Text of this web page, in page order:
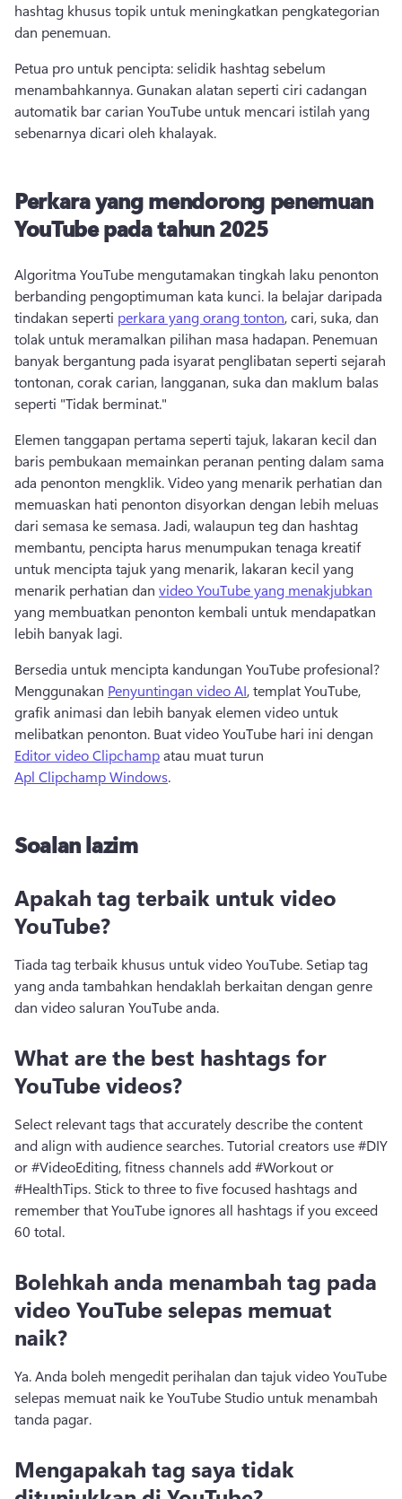
hashtag khusus topik untuk meningkatkan pengkategorian
dan penemuan.
Petua pro untuk pencipta: selidik hashtag sebelum
menambahkannya. Gunakan alatan seperti ciri cadangan
automatik bar carian YouTube untuk mencari istilah yang
sebenarnya dicari oleh khalayak.
Perkara yang mendorong penemuan
YouTube pada tahun 2025
Algoritma YouTube mengutamakan tingkah laku penonton
berbanding pengoptimuman kata kunci. Ia belajar daripada
tindakan seperti perkara yang orang tonton, cari, suka, dan
tolak untuk meramalkan pilihan masa hadapan. Penemuan
banyak bergantung pada isyarat penglibatan seperti sejarah
tontonan, corak carian, langganan, suka dan maklum balas
seperti "Tidak berminat."
Elemen tanggapan pertama seperti tajuk, lakaran kecil dan
baris pembukaan memainkan peranan penting dalam sama
ada penonton mengklik. Video yang menarik perhatian dan
memuaskan hati penonton disyorkan dengan lebih meluas
dari semasa ke semasa. Jadi, walaupun teg dan hashtag
membantu, pencipta harus menumpukan tenaga kreatif
untuk mencipta tajuk yang menarik, lakaran kecil yang
menarik perhatian dan video YouTube yang menakjubkan
yang membuatkan penonton kembali untuk mendapatkan
lebih banyak lagi.
Bersedia untuk mencipta kandungan YouTube profesional?
Menggunakan Penyuntingan video AI, templat YouTube,
grafik animasi dan lebih banyak elemen video untuk
melibatkan penonton. Buat video YouTube hari ini dengan
Editor video Clipchamp atau muat turun
Apl Clipchamp Windows.
Soalan lazim
Apakah tag terbaik untuk video
YouTube?
Tiada tag terbaik khusus untuk video YouTube. Setiap tag
yang anda tambahkan hendaklah berkaitan dengan genre
dan video saluran YouTube anda.
What are the best hashtags for
YouTube videos?
Select relevant tags that accurately describe the content
and align with audience searches. Tutorial creators use #DIY
or #VideoEditing, fitness channels add #Workout or
#HealthTips. Stick to three to five focused hashtags and
remember that YouTube ignores all hashtags if you exceed
60 total.
Bolehkah anda menambah tag pada
video YouTube selepas memuat
naik?
Ya. Anda boleh mengedit perihalan dan tajuk video YouTube
selepas memuat naik ke YouTube Studio untuk menambah
tanda pagar.
Mengapakah tag saya tidak